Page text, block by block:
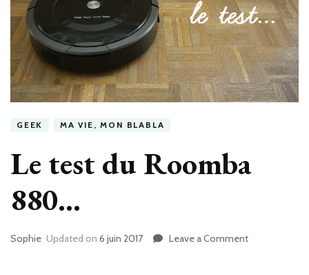
GEEK MA VIE, MON BLABLA
Le test du Roomba
880…
Sophie Updated on 6 juin 2017 Leave a Comment